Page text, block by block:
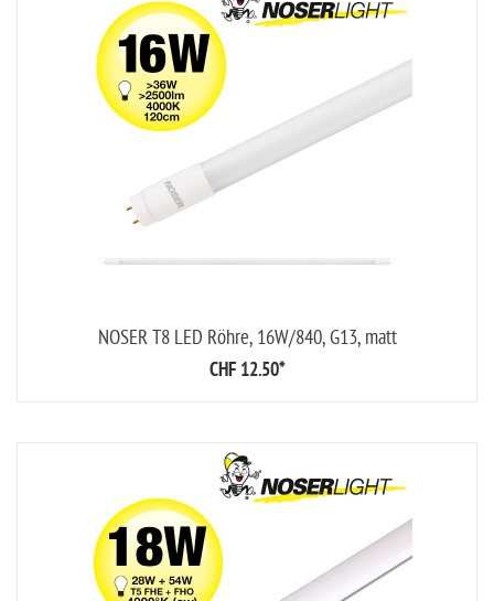
NOSER T8 LED Röhre, 16W/840, G13, matt
CHF 12.50*